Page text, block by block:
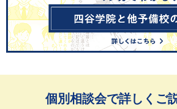
個別相談会で詳しくご